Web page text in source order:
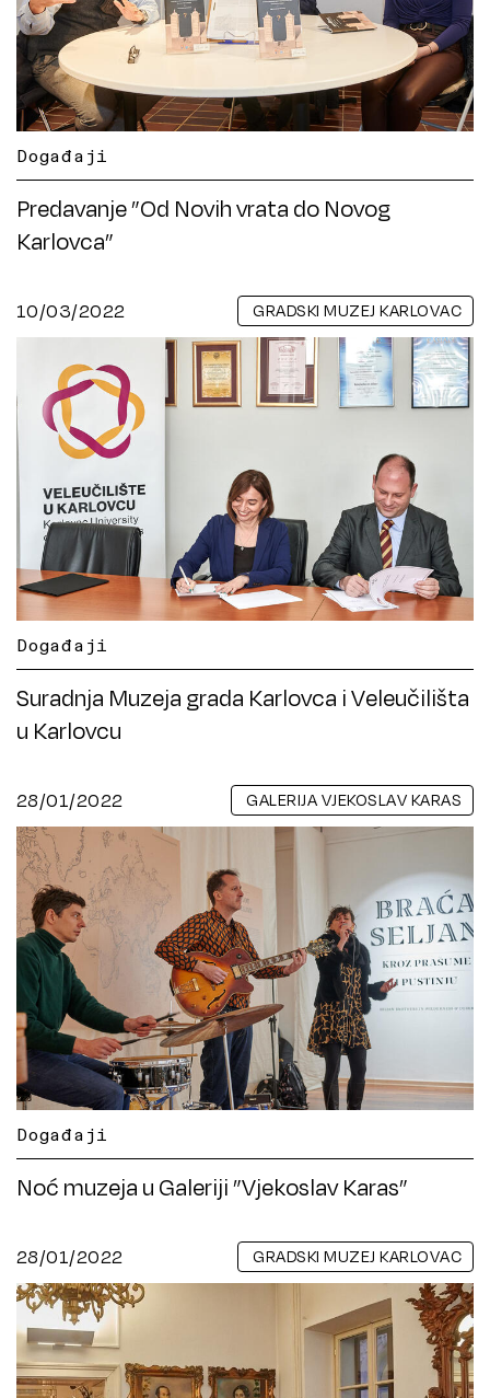
Događaji
Predavanje ”Od Novih vrata do Novog
Karlovca”
10/03/2022 GRADSKI MUZEJ KARLOVAC
Događaji
Suradnja Muzeja grada Karlovca i Veleučilišta
u Karlovcu
28/01/2022 GALERIJA VJEKOSLAV KARAS
Događaji
Noć muzeja u Galeriji ”Vjekoslav Karas”
28/01/2022 GRADSKI MUZEJ KARLOVAC